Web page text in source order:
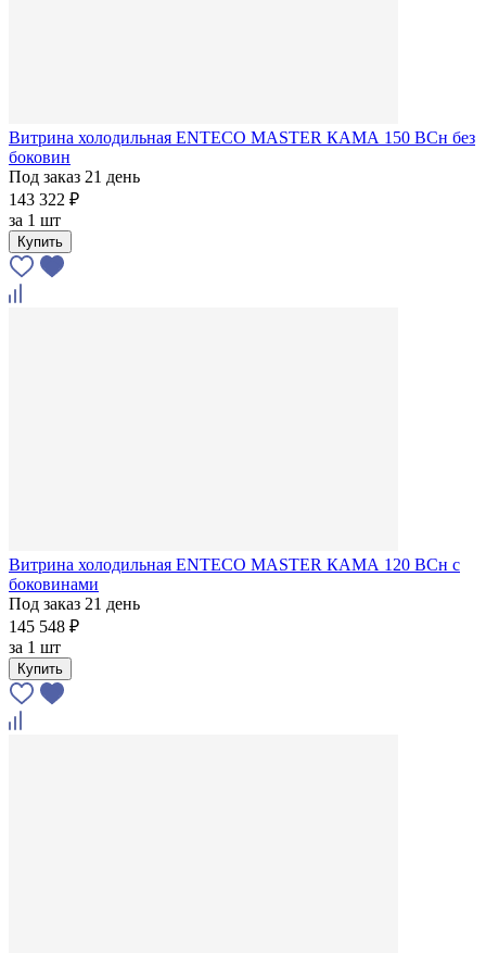
Витрина холодильная ENTECO MASTER КАМА 150 BCн без
боковин
Под заказ 21 день
143 322 ₽
за 1 шт
Купить
Витрина холодильная ENTECO MASTER КАМА 120 BCн с
боковинами
Под заказ 21 день
145 548 ₽
за 1 шт
Купить